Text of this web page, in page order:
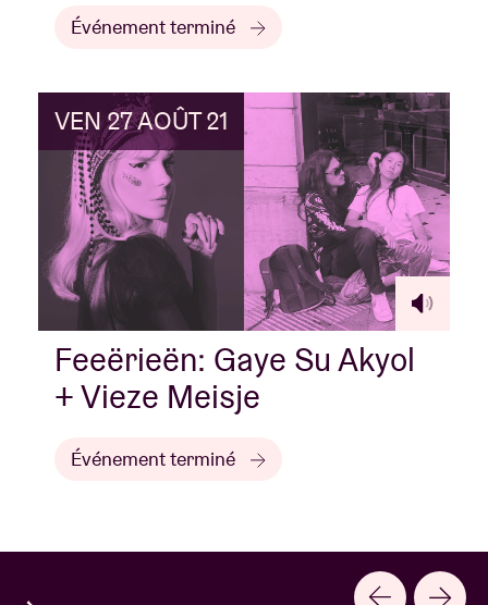
Événement terminé
VEN 27 AOÛT 21
Feeërieën: Gaye Su Akyol
+ Vieze Meisje
Événement terminé